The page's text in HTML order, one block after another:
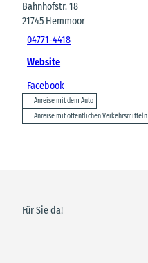
Bahnhofstr. 18
21745 Hemmoor
04771-4418
Website
Facebook
Anreise mit dem Auto
Anreise mit öffentlichen Verkehrsmitteln
Für Sie da!